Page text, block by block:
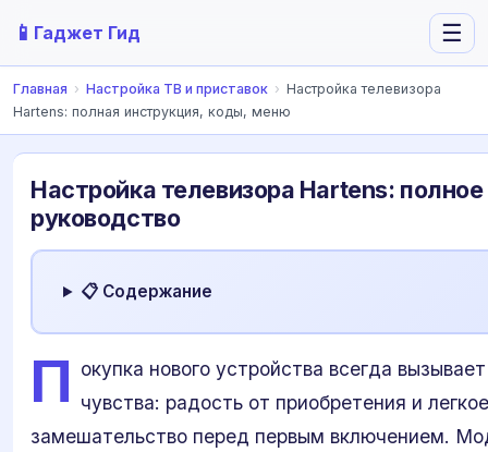
📱 Гаджет Гид ☰
Главная › Настройка ТВ и приставок › Настройка телевизора
Hartens: полная инструкция, коды, меню
Настройка телевизора Hartens: полное
руководство
📋 Содержание
П окупка нового устройства всегда
чувства: радость от приобретения и легкое
замешательство перед первым включением.